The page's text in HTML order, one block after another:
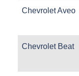
Chevrolet Aveo
Chevrolet Beat